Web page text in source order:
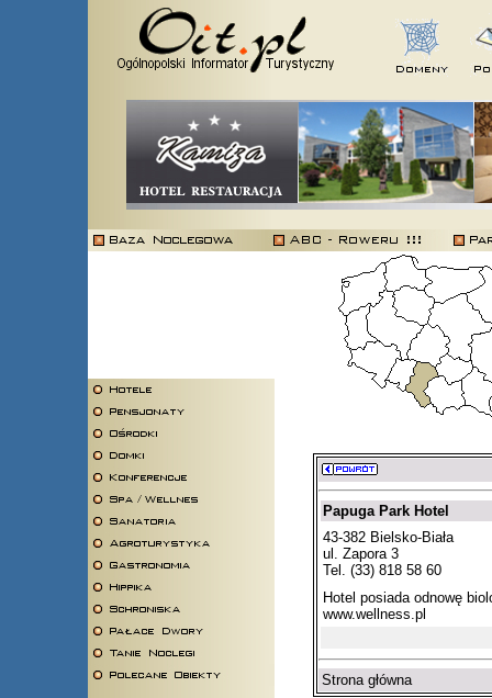
Papuga Park Hotel
43-382 Bielsko-Biała
ul. Zapora 3
Tel. (33) 818 58 60
Hotel posiada odnowę
www.wellness.pl
Strona główna